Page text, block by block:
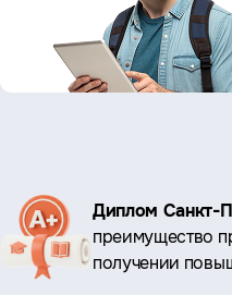
Ключевые
Диплом Санкт-
преимущество
получении